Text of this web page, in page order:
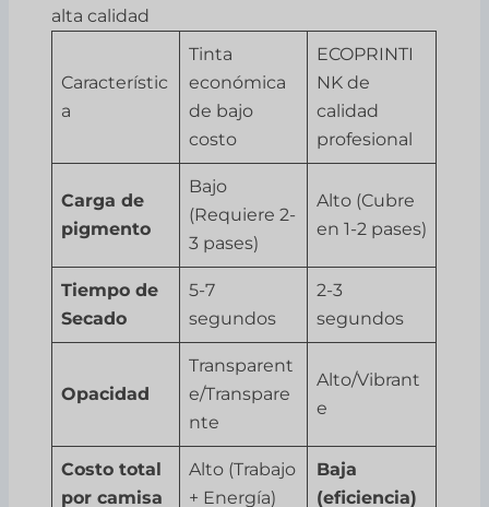
alta calidad
Característic
a
Tinta
económica
de bajo
costo
ECOPRINTI
NK de
calidad
profesional
Carga de
pigmento
Bajo
(Requiere 2-
3 pases)
Alto (Cubre
en 1-2 pases)
Tiempo de
Secado
5-7
segundos
2-3
segundos
Opacidad
Transparent
e/Transpare
nte
Alto/Vibrant
e
Costo total
por camisa
Alto (Trabajo
+ Energía)
Baja
(eficiencia)